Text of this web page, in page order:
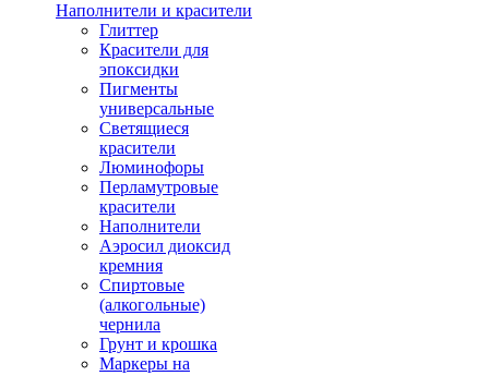
Наполнители и красители
Глиттер
Красители для
эпоксидки
Пигменты
универсальные
Светящиеся
красители
Люминофоры
Перламутровые
красители
Наполнители
Аэросил диоксид
кремния
Спиртовые
(алкогольные)
чернила
Грунт и крошка
Маркеры на